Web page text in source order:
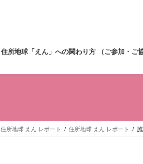
住所地球「えん」への関わり方 （ご参加・ご
住所地球 えん レポート 住所地球 えん レポート